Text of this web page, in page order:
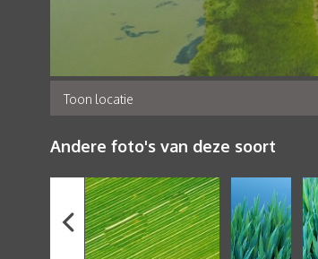
Toon locatie
Andere foto's van deze soort